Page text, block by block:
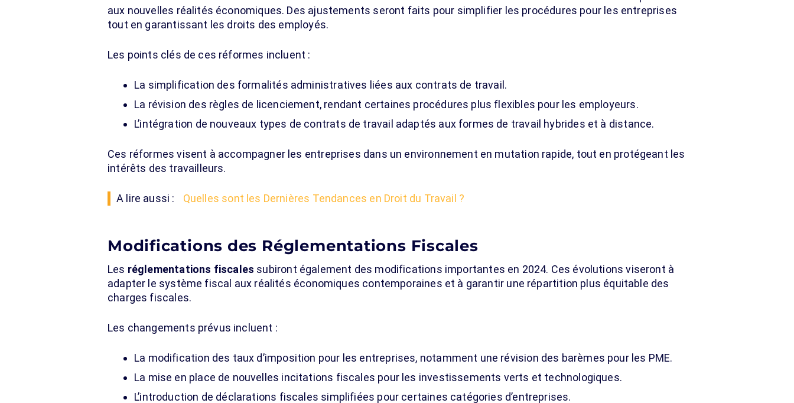
aux nouvelles réalités économiques. Des ajustements seront faits pour simplifier les procédures pour les entreprises
tout en garantissant les droits des employés.
Les points clés de ces réformes incluent :
La simplification des formalités administratives liées aux contrats de travail.
La révision des règles de licenciement, rendant certaines procédures plus flexibles pour les employeurs.
L’intégration de nouveaux types de contrats de travail adaptés aux formes de travail hybrides et à distance.
Ces réformes visent à accompagner les entreprises dans un environnement en mutation rapide, tout en protégeant les
intérêts des travailleurs.
A lire aussi : Quelles sont les Dernières Tendances en Droit du Travail ?
Modifications des Réglementations Fiscales
Les réglementations fiscales subiront également des modifications importantes en 2024. Ces évolutions viseront à
adapter le système fiscal aux réalités économiques contemporaines et à garantir une répartition plus équitable des
charges fiscales.
Les changements prévus incluent :
La modification des taux d’imposition pour les entreprises, notamment une révision des barèmes pour les PME.
La mise en place de nouvelles incitations fiscales pour les investissements verts et technologiques.
L’introduction de déclarations fiscales simplifiées pour certaines catégories d’entreprises.